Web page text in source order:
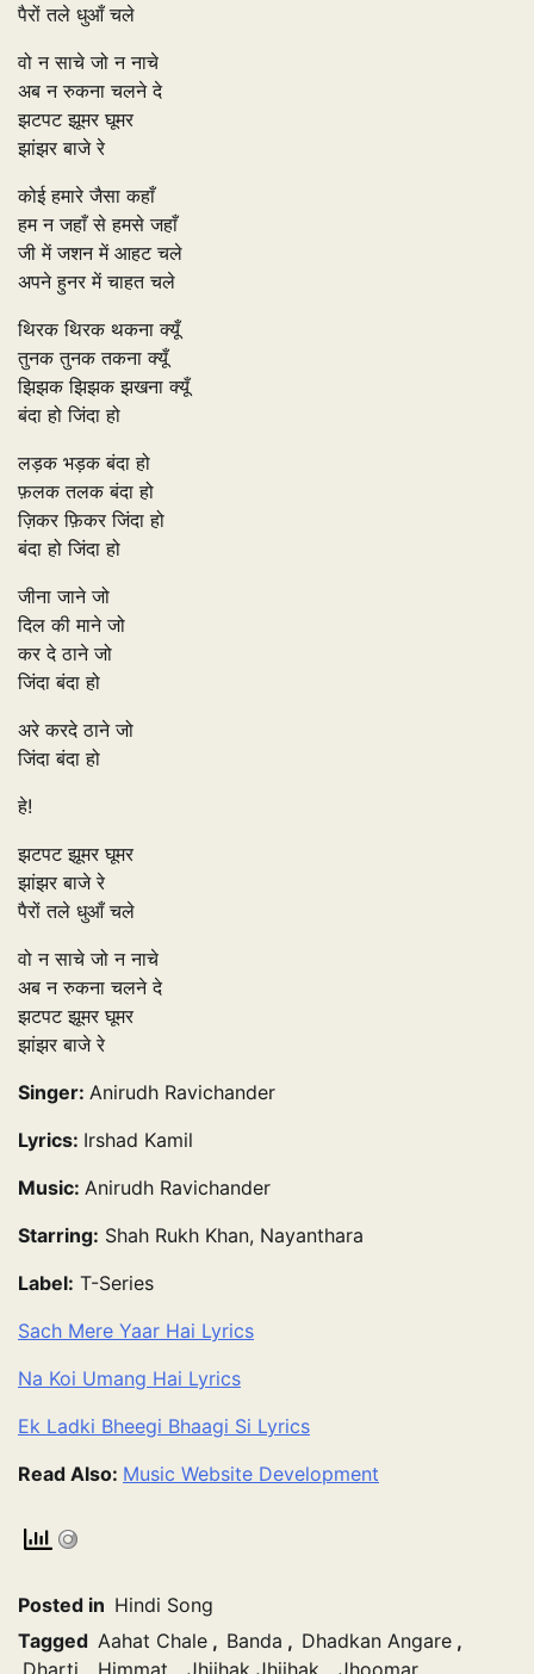
पैरों तले धुआँ चले
वो न साचे जो न नाचे
अब न रुकना चलने दे
झटपट झूमर घूमर
झांझर बाजे रे
कोई हमारे जैसा कहाँ
हम न जहाँ से हमसे जहाँ
जी में जशन में आहट चले
अपने हुनर में चाहत चले
थिरक थिरक थकना क्यूँ
तुनक तुनक तकना क्यूँ
झिझक झिझक झखना क्यूँ
बंदा हो जिंदा हो
लड़क भड़क बंदा हो
फ़लक तलक बंदा हो
ज़िकर फ़िकर जिंदा हो
बंदा हो जिंदा हो
जीना जाने जो
दिल की माने जो
कर दे ठाने जो
जिंदा बंदा हो
अरे करदे ठाने जो
जिंदा बंदा हो
हे!
झटपट झूमर घूमर
झांझर बाजे रे
पैरों तले धुआँ चले
वो न साचे जो न नाचे
अब न रुकना चलने दे
झटपट झूमर घूमर
झांझर बाजे रे
Singer: Anirudh Ravichander
Lyrics: Irshad Kamil
Music: Anirudh Ravichander
Starring: Shah Rukh Khan, Nayanthara
Label: T-Series
Sach Mere Yaar Hai Lyrics
Na Koi Umang Hai Lyrics
Ek Ladki Bheegi Bhaagi Si Lyrics
Read Also: Music Website Development
Posted in Hindi Song
Tagged Aahat Chale , Banda , Dhadkan Angare ,